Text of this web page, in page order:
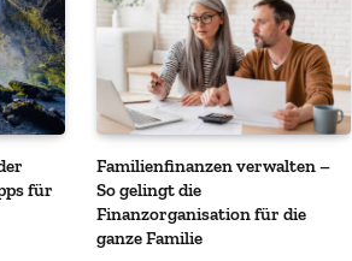
für
Familienfinanzen verwalten –
So gelingt die
Finanzorganisation für die
ganze Familie